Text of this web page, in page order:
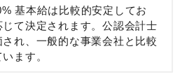
基本給は比較的安定してお
て決定されます。公認会計士
れ、一般的な事業会社と比較
ます。